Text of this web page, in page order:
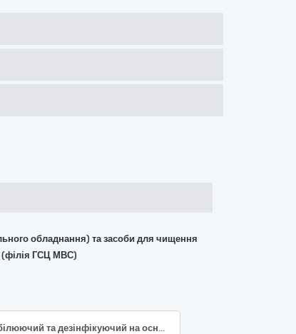
обладнання) та засоби для чищення
(філія ГСЦ МВС)
Засіб відбілюючий та дезінфікуючий на основі хлору («Білизна»)